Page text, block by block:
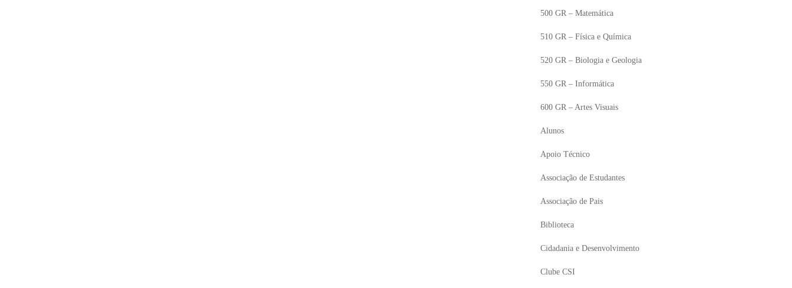
500 GR – Matemática
510 GR – Física e Química
520 GR – Biologia e Geologia
550 GR – Informática
600 GR – Artes Visuais
Alunos
Apoio Técnico
Associação de Estudantes
Associação de Pais
Biblioteca
Cidadania e Desenvolvimento
Clube CSI